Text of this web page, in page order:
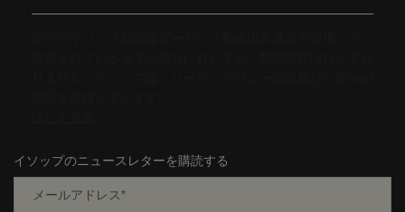
イソップのニュースレターを購読する
メールアドレス*